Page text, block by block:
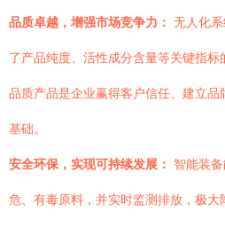
品质卓越，增强市场竞争力： 无人化
了产品纯度、活性成分含量等关键指
品质产品是企业赢得客户信任、建立
基础。
安全环保，实现可持续发展： 智能装
危、有毒原料，并实时监测排放，极